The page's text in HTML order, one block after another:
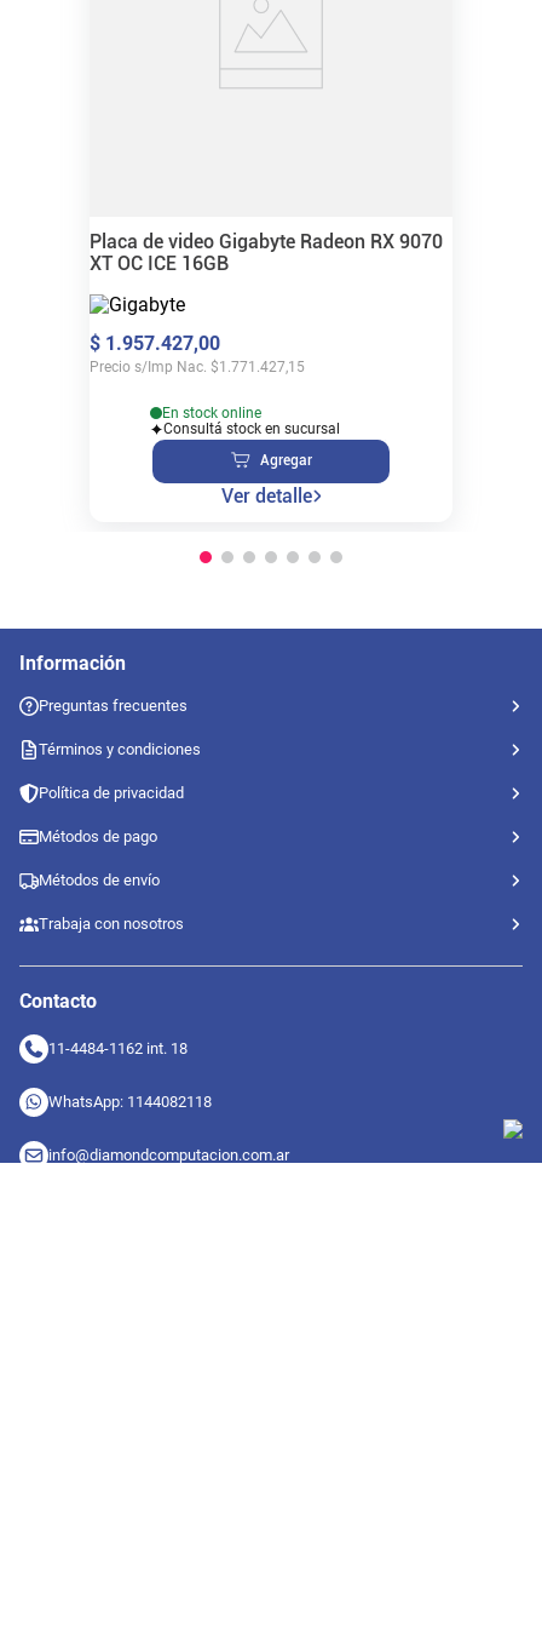
Placa de video Gigabyte Radeon RX 9070
XT OC ICE 16GB
$ 1.957.427,00
Precio s/Imp Nac. $1.771.427,15
En stock online
Consultá stock en sucursal
Agregar
Ver detalle
Información
Preguntas frecuentes
Términos y condiciones
Política de privacidad
Métodos de pago
Métodos de envío
Trabaja con nosotros
Contacto
11-4484-1162 int. 18
WhatsApp: 1144082118
info@diamondcomputacion.com.ar